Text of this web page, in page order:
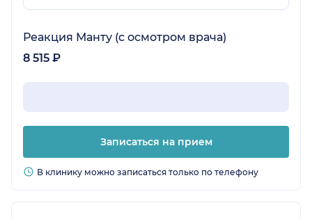
Реакция Манту (с осмотром врача)
8 515 ₽
Записаться на прием
В клинику можно записаться только по телефону